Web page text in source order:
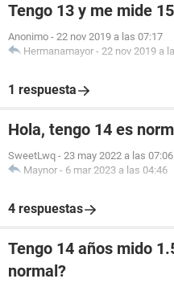
Tengo 13 y me mide
Anonimo - 22 nov 2019 a las 07:17
Hermanamayor - 22 nov 2019 a
1 respuesta
Hola, tengo 14 es
SweetLwq - 23 may 2022 a las 07:06
Maynor - 6 mar 2023 a las 04:46
4 respuestas
Tengo 14 años mido
normal?